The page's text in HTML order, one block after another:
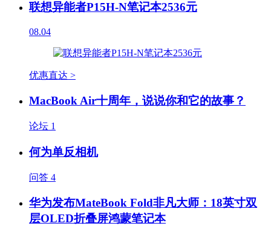
联想异能者P15H-N笔记本2536元
08.04
优惠直达 >
MacBook Air十周年，说说你和它的故事？
论坛 1
何为单反相机
问答 4
华为发布MateBook Fold非凡大师：18英寸双
层OLED折叠屏鸿蒙笔记本